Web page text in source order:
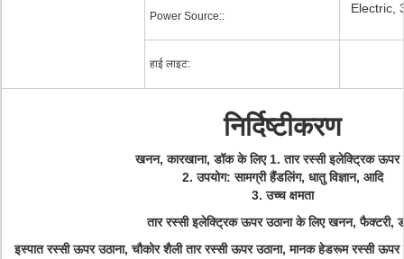
Power Source::
Electric,
हाई लाइट:
निर्दिष्टीकरण
खनन, कारखाना, डॉक के लिए 1. तार रस्सी इलेक्ट्रिक ऊपर
2. उपयोग: सामग्री हैंडलिंग, धातु विज्ञान, आदि
3. उच्च क्षमता
तार रस्सी इलेक्ट्रिक ऊपर उठाना के लिए खनन, फैक्टरी,
इस्पात रस्सी ऊपर उठाना, चौकोर शैली तार रस्सी ऊपर उठाना, मानक हेडरूम रस्सी